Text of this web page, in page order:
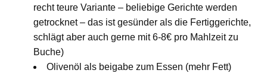
recht teure Variante – beliebige Gerichte werden
getrocknet – das ist gesünder als die Fertiggerichte,
schlägt aber auch gerne mit 6-8€ pro Mahlzeit zu
Buche)
Olivenöl als beigabe zum Essen (mehr Fett)